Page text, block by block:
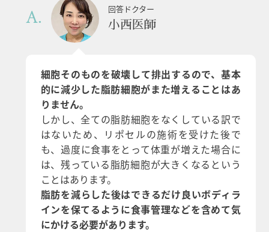
回答ドクター
小西医師
細胞そのものを破壊して排出するので、基本
的に減少した脂肪細胞がまた増えることはあ
りません。
しかし、全ての脂肪細胞をなくしている訳で
はないため、リポセルの施術を受けた後で
も、過度に食事をとって体重が増えた場合に
は、残っている脂肪細胞が大きくなるという
ことはあります。
脂肪を減らした後はできるだけ良いボディラ
インを保てるように食事管理などを含めて気
にかける必要があります。